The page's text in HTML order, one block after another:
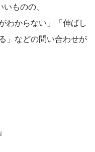
ものの、
わからない」「伸ばし
」などの問い合わせが